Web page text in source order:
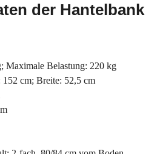
der Hantelbank
Maximale Belastung: 220 kg
152 cm; Breite: 52,5 cm